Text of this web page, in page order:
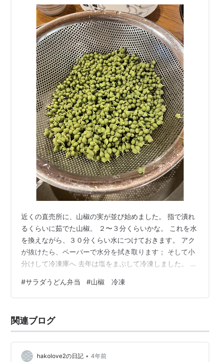
近くの直売所に、山椒の実が並び始めました。 指で潰れ
るくらいに茹でた山椒。 ２〜３分くらいかな。 これを水
を換えながら、３０分くらい水につけておきます。 アク
が抜けたら、ペーパーで水分を拭き取ります； そして小
分けして冷凍庫へ 去年は塩をまぶして冷凍しました。 検
バージョンが出ていたので、やってみることにしまし
た。 ぬか床へ ちりめん山椒 薬味に 主にこの3パターンで
日の弁当は、サラダうどん。 スープジャーに入れた冷た
いうどんの上に、レタス・ツナ・カニかまがのっていま
#サラダうどん弁当 #山椒 冷凍
関連ブログ
hakolove2の日記 • 4年前